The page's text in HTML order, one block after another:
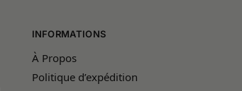
INFORMATIONS
À Propos
Politique d’expédition